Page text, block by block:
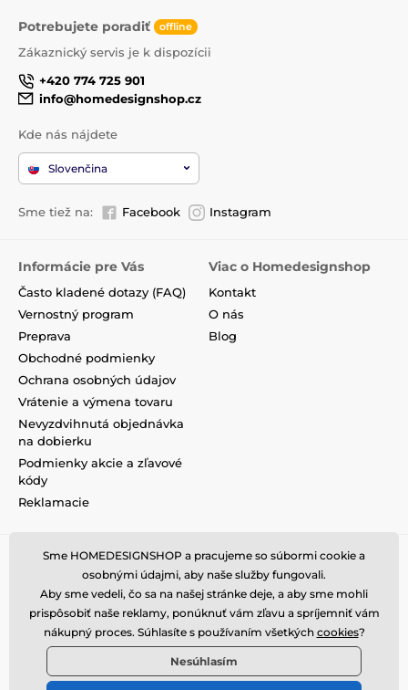
Potrebujete poradiť offline
Zákaznický servis je k dispozícii
+420 774 725 901
info@homedesignshop.cz
Kde nás nájdete
Slovenčina
Sme tiež na: Facebook Instagram
Informácie pre Vás
Často kladené dotazy (FAQ)
Vernostný program
Preprava
Obchodné podmienky
Ochrana osobných údajov
Vrátenie a výmena tovaru
Nevyzdvihnutá objednávka
na dobierku
Podmienky akcie a zľavové
kódy
Reklamacie
Viac o Homedesignshop
Kontakt
O nás
Blog
Sme HOMEDESIGNSHOP a pracujeme so súbormi cookie a
osobnými údajmi, aby naše služby fungovali.
Aby sme vedeli, čo sa na našej stránke deje, a aby sme mohli
prispôsobiť naše reklamy, ponúknuť vám zľavu a spríjemniť vám
nákupný proces. Súhlasíte s používaním všetkých cookies?
Nesúhlasím